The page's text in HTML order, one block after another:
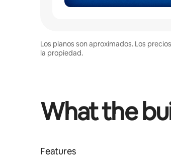
Los planos son aproximados. Los
la propiedad.
What the
Features